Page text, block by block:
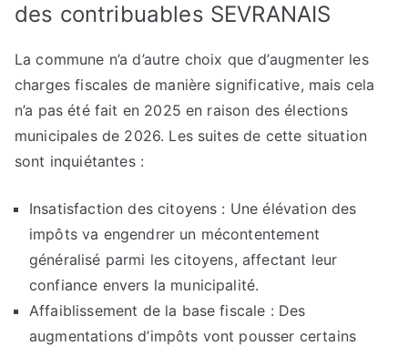
des contribuables SEVRANAIS
La commune n’a d’autre choix que d’augmenter les
charges fiscales de manière significative, mais cela
n’a pas été fait en 2025 en raison des élections
municipales de 2026. Les suites de cette situation
sont inquiétantes :
Insatisfaction des citoyens : Une élévation des
impôts va engendrer un mécontentement
généralisé parmi les citoyens, affectant leur
confiance envers la municipalité.
Affaiblissement de la base fiscale : Des
augmentations d’impôts vont pousser certains